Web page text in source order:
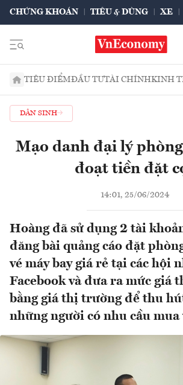
CHỨNG KHOÁN TIÊU & DÙNG XE
TIÊU ĐIỂMĐẦU TƯTÀI CHÍNHKINH
DÂN SINH
Mạo danh đại lý
đoạt tiền đặt
14:01, 25/06/2024
Hoàng đã sử dụng 2 tài
đăng bài quảng cáo đặt
vé máy bay giá rẻ tại các hội
Facebook và đưa ra mức giá
bằng giá thị trường để thu
những người có nhu cầu